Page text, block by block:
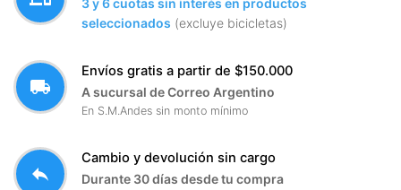
3 y 6 cuotas sin interés en productos
seleccionados (excluye bicicletas)
local_shipping
Envíos gratis a partir de $150.000
A sucursal de Correo Argentino
En S.M.Andes sin monto mínimo
reply
Cambio y devolución sin cargo
Durante 30 días desde tu compra